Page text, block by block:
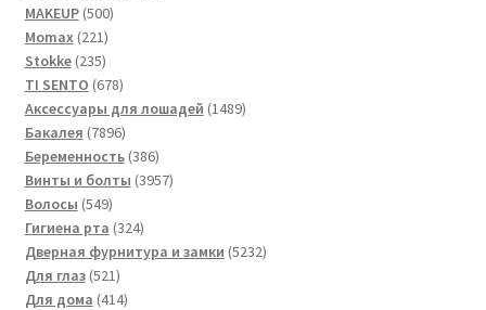
MAKEUP 500500
Momax 221221
товар
Stokke 235235
товаров
TI SENTO 678678
товаров
Аксессуары для лошадей 14891489
Бакалея 78967896
товаров
Беременность 386386
товаров
Винты и болты 39573957
Волосы 549549
товаров
Гигиена рта 324324
товара
Дверная фурнитура и замки 52325232
Для глаз 521521
товар
Для дома 414414